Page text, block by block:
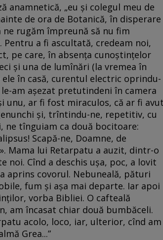
anamnetică, „eu și colegul meu de
de ora de Botanică, în disperare
rugăm împreună să nu fim
Pentru a fi ascultată, credeam noi,
pe care, în absența cunoștințelor
și una de lumînări (la vremea în
în casă, curentul electric oprindu-
am așezat pretutindeni în camera
unu, ar fi fost miraculos, că ar fi
și, trîntindu-ne, repetitiv, cu
tînguiam ca două bocitoare:
Scapă-ne, Doamne, de
Mama lui Retarpatu a auzit, dintr-o
Cînd a deschis ușa, poc, a lovit
aprins covorul. Nebuneală, pături
fum și așa mai departe. Iar apoi
vorba Bibliei. O cafteală
am încasat chiar două bumbăceli.
acolo, loco, iar, ulterior, cînd am
Grea...”